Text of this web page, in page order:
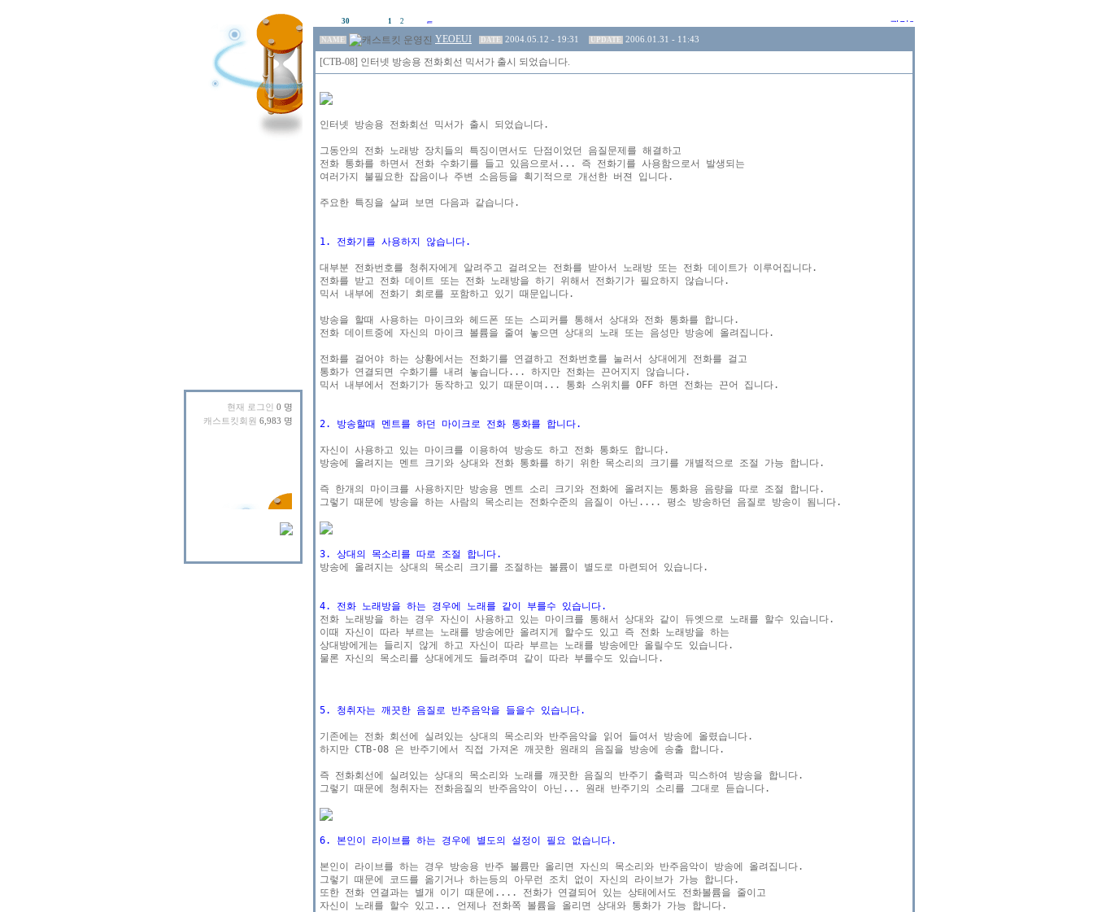
현재 로그인 0 명
캐스트킷회원 6,983 명
30 1 2
NAME YEOEUI DATE 2004.05.12 - 19:31 UPDATE 2006.01.31 - 11:43
[CTB-08] 인터넷 방송용 전화회선 믹서가 출시 되었습니다.
인터넷 방송용 전화회선 믹서가 출시 되었습니다.
그동안의 전화 노래방 장치들의 특징이면서도 단점이었던 음질문제를 해결하고
전화 통화를 하면서 전화 수화기를 들고 있음으로서... 즉 전화기를 사용함으로서 발생되는
여러가지 불필요한 잡음이나 주변 소음등을 획기적으로 개선한 버젼 입니다.
주요한 특징을 살펴 보면 다음과 같습니다.
1. 전화기를 사용하지 않습니다.
대부분 전화번호를 청취자에게 알려주고 걸려오는 전화를 받아서 노래방 또는 전화 데이트가 이루어집니다.
전화를 받고 전화 데이트 또는 전화 노래방을 하기 위해서 전화기가 필요하지 않습니다.
믹서 내부에 전화기 회로를 포함하고 있기 때문입니다.
방송을 할때 사용하는 마이크와 헤드폰 또는 스피커를 통해서 상대와 전화 통화를 합니다.
전화 데이트중에 자신의 마이크 볼륨을 줄여 놓으면 상대의 노래 또는 음성만 방송에 올려집니다.
전화를 걸어야 하는 상황에서는 전화기를 연결하고 전화번호를 눌러서 상대에게 전화를 걸고
통화가 연결되면 수화기를 내려 놓습니다... 하지만 전화는 끈어지지 않습니다.
믹서 내부에서 전화기가 동작하고 있기 때문이며... 통화 스위치를 OFF 하면 전화는 끈어 집니다.
2. 방송할때 멘트를 하던 마이크로 전화 통화를 합니다.
자신이 사용하고 있는 마이크를 이용하여 방송도 하고 전화 통화도 합니다.
방송에 올려지는 멘트 크기와 상대와 전화 통화를 하기 위한 목소리의 크기를 개별적으로 조절 가능 합니다.
즉 한개의 마이크를 사용하지만 방송용 멘트 소리 크기와 전화에 올려지는 통화용 음량을 따로 조절 합니다.
그렇기 때문에 방송을 하는 사람의 목소리는 전화수준의 음질이 아닌.... 평소 방송하던 음질로 방송이 됨니다.
3. 상대의 목소리를 따로 조절 합니다.
방송에 올려지는 상대의 목소리 크기를 조절하는 볼륨이 별도로 마련되어 있습니다.
4. 전화 노래방을 하는 경우에 노래를 같이 부를수 있습니다.
전화 노래방을 하는 경우 자신이 사용하고 있는 마이크를 통해서 상대와 같이 듀엣으로 노래를 할수 있습니다.
이때 자신이 따라 부르는 노래를 방송에만 올려지게 할수도 있고 즉 전화 노래방을 하는
상대방에게는 들리지 않게 하고 자신이 따라 부르는 노래를 방송에만 올릴수도 있습니다.
물론 자신의 목소리를 상대에게도 들려주며 같이 따라 부를수도 있습니다.
5. 청취자는 깨끗한 음질로 반주음악을 들을수 있습니다.
기존에는 전화 회선에 실려있는 상대의 목소리와 반주음악을 읽어 들여서 방송에 올렸습니다.
하지만 CTB-08 은 반주기에서 직접 가져온 깨끗한 원래의 음질을 방송에 송출 합니다.
즉 전화회선에 실려있는 상대의 목소리와 노래를 깨끗한 음질의 반주기 출력과 믹스하여 방송을 합니다.
그렇기 때문에 청취자는 전화음질의 반주음악이 아닌... 원래 반주기의 소리를 그대로 듣습니다.
6. 본인이 라이브를 하는 경우에 별도의 설정이 필요 없습니다.
본인이 라이브를 하는 경우 방송용 반주 볼륨만 올리면 자신의 목소리와 반주음악이 방송에 올려집니다.
그렇기 때문에 코드를 옮기거나 하는등의 아무런 조치 없이 자신의 라이브가 가능 합니다.
또한 전화 연결과는 별개 이기 때문에.... 전화가 연결되어 있는 상태에서도 전화볼륨을 줄이고
자신이 노래를 할수 있고... 언제나 전화쪽 볼륨을 올리면 상대와 통화가 가능 합니다.